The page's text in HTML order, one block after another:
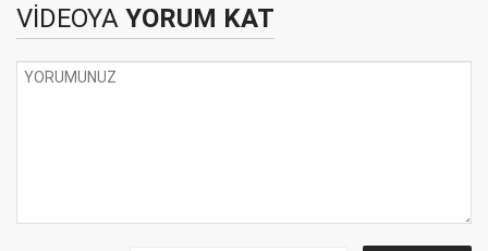
VİDEOYA YORUM KAT